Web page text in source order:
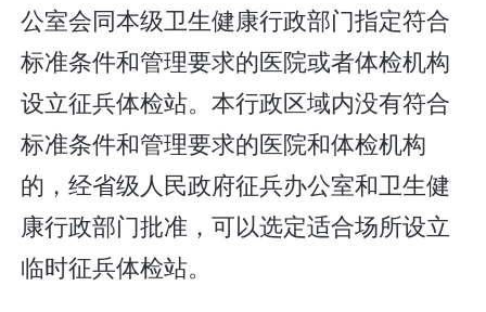
公室会同本级卫生健康行政部门指定符合
标准条件和管理要求的医院或者体检机构
设立征兵体检站。本行政区域内没有符合
标准条件和管理要求的医院和体检机构
的，经省级人民政府征兵办公室和卫生健
康行政部门批准，可以选定适合场所设立
临时征兵体检站。